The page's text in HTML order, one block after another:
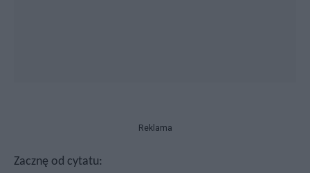
Reklama
Zacznę od cytatu: